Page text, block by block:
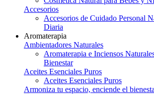
Accesorios
Accesorios de Cuidado Personal
Diaria
Aromaterapia
Ambientadores Naturales
Aromaterapia e Inciensos
Bienestar
Aceites Esenciales Puros
Aceites Esenciales Puros
Armoniza tu espacio, enciende el